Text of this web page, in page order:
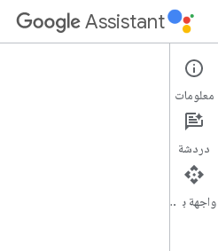
Assistant
Games
الصفحة الرئيسية
معلومات
دردشة
واجهة برمجة التطبيقات